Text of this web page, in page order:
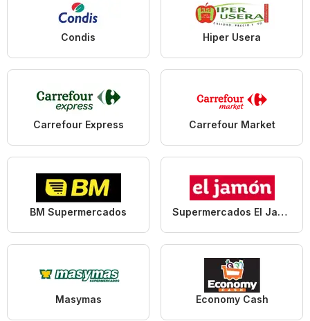
Condis Hiper Usera
Carrefour Express Carrefour Market
BM Supermercados Supermercados El Jamón
Masymas Economy Cash